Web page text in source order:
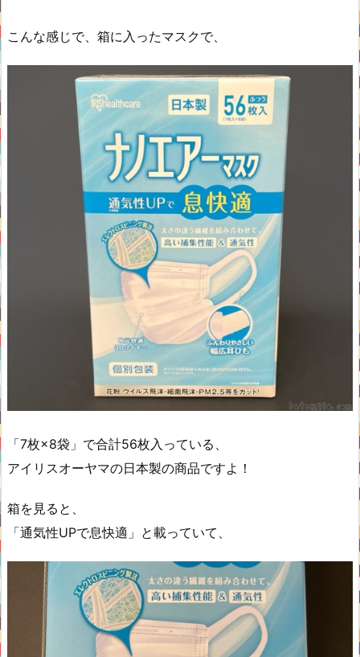
こんな感じで、箱に入ったマスクで、
「7枚×8袋」で合計56枚入っている、
アイリスオーヤマの日本製の商品ですよ！
箱を見ると、
「通気性UPで息快適」と載っていて、